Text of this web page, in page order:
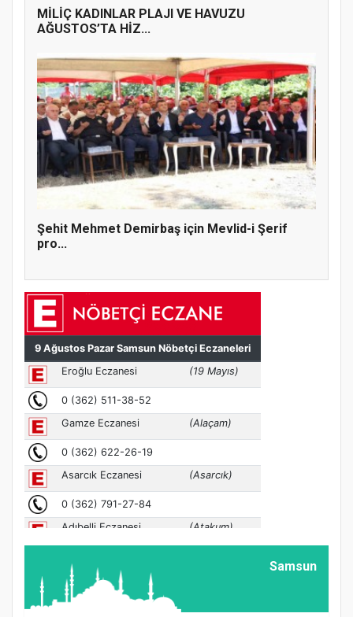
MİLİÇ KADINLAR PLAJI VE HAVUZU
AĞUSTOS’TA HİZ...
Şehit Mehmet Demirbaş için Mevlid-i Şerif
pro...
Samsun